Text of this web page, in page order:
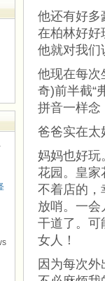
他还有好多
在柏林好好
他就对我们
他现在每次
奇)前半截“
拼音一样念
爸爸实在太
妈妈也好玩
花园。皇家
不着店的，
放哨。一
干道了。可
女人！
因为每次